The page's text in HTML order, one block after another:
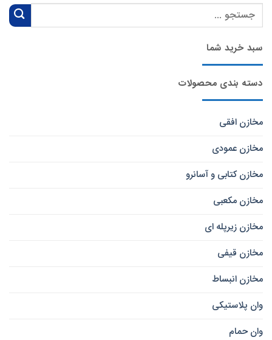
سبد خرید شما
دسته بندی محصولات
مخازن افقی
مخازن عمودی
مخازن کتابی و آسانرو
مخازن مکعبی
مخازن زیرپله ای
مخازن قیفی
مخازن انبساط
وان پلاستیکی
وان حمام